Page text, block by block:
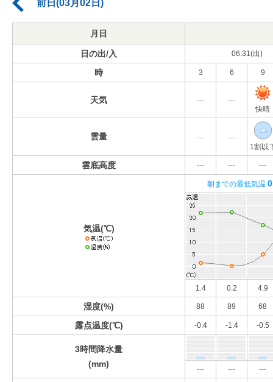
前日(03月02日)
月日
日の出/入 06:31(出)
時 3 6 9
天気 ---
---
快晴
雲量 ---
---
1割以
雲底高度 --- --- ---
気温(℃)
朝までの最低気温
1.4 0.2 4.9
湿度(%) 88 89 68
露点温度(℃) -0.4 -1.4 -0.5
3時間降水量
(mm)
--- --- ---